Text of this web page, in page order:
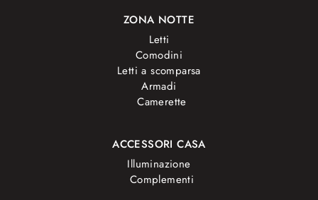
ZONA NOTTE
Letti
Comodini
Letti a scomparsa
Armadi
Camerette
ACCESSORI CASA
Illuminazione
Complementi